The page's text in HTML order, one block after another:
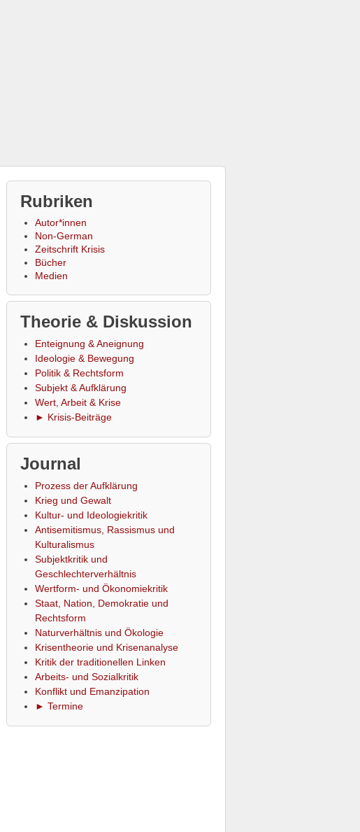
Rubriken
Autor*innen
Non-German
Zeitschrift Krisis
Bücher
Medien
Theorie & Diskussion
Enteignung & Aneignung
Ideologie & Bewegung
Politik & Rechtsform
Subjekt & Aufklärung
Wert, Arbeit & Krise
► Krisis-Beiträge
Journal
Prozess der Aufklärung
Krieg und Gewalt
Kultur- und Ideologiekritik
Antisemitismus, Rassismus und
Kulturalismus
Subjektkritik und
Geschlechterverhältnis
Wertform- und Ökonomiekritik
Staat, Nation, Demokratie und
Rechtsform
Naturverhältnis und Ökologie
Krisentheorie und Krisenanalyse
Kritik der traditionellen Linken
Arbeits- und Sozialkritik
Konflikt und Emanzipation
► Termine